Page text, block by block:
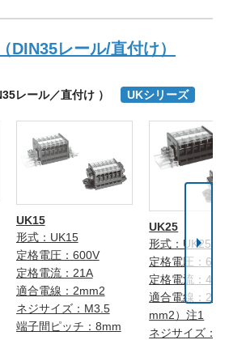
DIN35レール/直付け）
レール／直付け ） UKシリーズ
UK15
形式：UK15
定格電圧：600V
定格電流：21A
適合電線：2mm2
ネジサイズ：M3.5
端子間ピッチ：8mm
UK25
形式：UK25
定格電圧：
定格電流：40A
適合電線：
mm2）注1
ネジサイズ：